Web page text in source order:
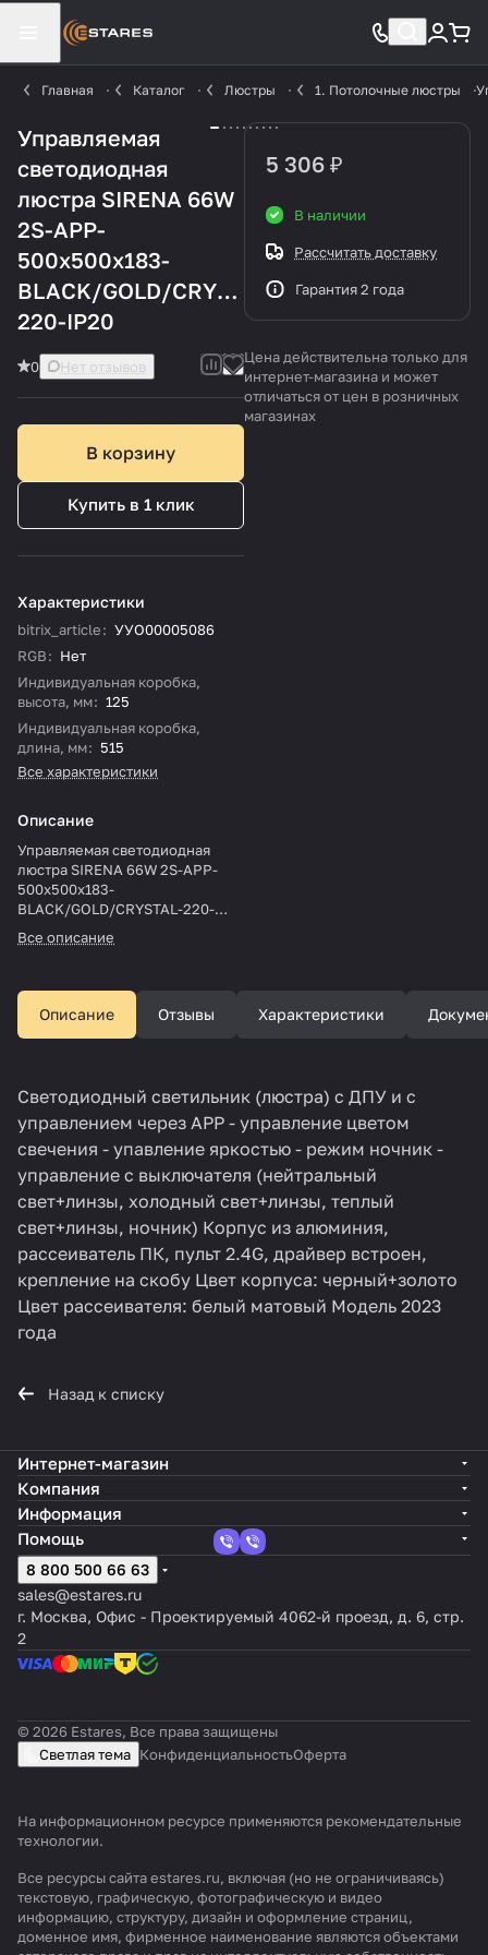
Главная Каталог Люстры 1. Потолочные люстры
Управляемая
светодиодная
люстра SIRENA 66W
2S-APP-
500x500x183-
BLACK/GOLD/CRYSTAL-
220-IP20
0 Нет отзывов
В корзину
Купить в 1 клик
Характеристики
bitrix_article: УУО00005086
RGB: Нет
Индивидуальная коробка,
высота, мм: 125
Индивидуальная коробка,
длина, мм: 515
Все характеристики
Описание
Управляемая светодиодная
люстра SIRENA 66W 2S-APP-
500x500x183-
BLACK/GOLD/CRYSTAL-220-
Все описание
5 306 ₽
В наличии
Рассчитать доставку
Гарантия 2 года
Цена действительна только для
интернет-магазина и может
отличаться от цен в розничных
магазинах
Описание Отзывы Характеристики
Светодиодный светильник (люстра) с ДПУ и с
управлением через APP - управление цветом
свечения - упавление яркостью - режим ночник -
управление с выключателя (нейтральный
свет+линзы, холодный свет+линзы, теплый
свет+линзы, ночник) Корпус из алюминия,
рассеиватель ПК, пульт 2.4G, драйвер встроен,
крепление на скобу Цвет корпуса: черный+золото
Цвет рассеивателя: белый матовый Модель 2023
года
Назад к списку
Интернет-магазин
Компания
Информация
Помощь
8 800 500 66 63
sales@estares.ru
г. Москва, Офис - Проектируемый 4062-й проезд, д. 6, стр.
2
© 2026 Estares, Все права защищены
Светлая тема КонфиденциальностьОферта
На информационном ресурсе применяются рекомендательные
технологии.
Все ресурсы сайта estares.ru, включая (но не ограничиваясь)
текстовую, графическую, фотографическую и видео
информацию, структуру, дизайн и оформление страниц,
доменное имя, фирменное наименование являются объектами